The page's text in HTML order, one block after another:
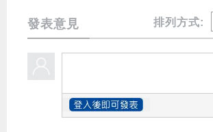
發表意見 排列方式: